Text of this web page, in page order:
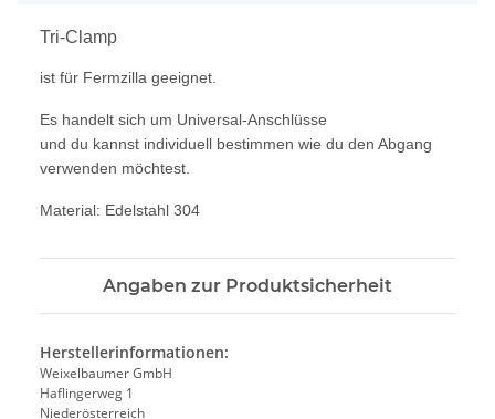
Tri-Clamp
ist für Fermzilla geeignet.
Es handelt sich um Universal-Anschlüsse
und du kannst individuell bestimmen wie du den Abgang
verwenden möchtest.
Material: Edelstahl 304
Angaben zur Produktsicherheit
Herstellerinformationen:
Weixelbaumer GmbH
Haflingerweg 1
Niederösterreich